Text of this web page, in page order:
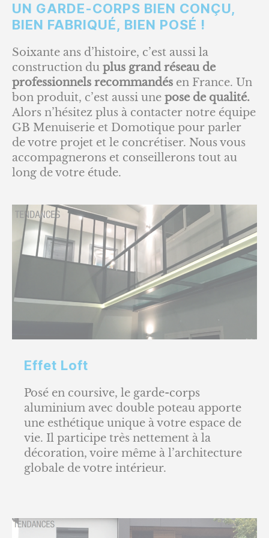
UN GARDE-CORPS BIEN CONÇU,
BIEN FABRIQUÉ, BIEN POSÉ !
Soixante ans d’histoire, c’est aussi la
construction du plus grand réseau de
professionnels recommandés en France. Un
bon produit, c’est aussi une pose de qualité.
Alors n’hésitez plus à contacter notre équipe
GB Menuiserie et Domotique pour parler
de votre projet et le concrétiser. Nous vous
accompagnerons et conseillerons tout au
long de votre étude.
Effet Loft
Posé en coursive, le garde-corps
aluminium avec double poteau apporte
une esthétique unique à votre espace de
vie. Il participe très nettement à la
décoration, voire même à l’architecture
globale de votre intérieur.